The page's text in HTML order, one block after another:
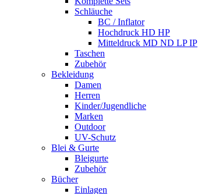
Schläuche
BC / Inflator
Hochdruck HD HP
Mitteldruck MD ND LP IP
Taschen
Zubehör
Bekleidung
Damen
Herren
Kinder/Jugendliche
Marken
Outdoor
UV-Schutz
Blei & Gurte
Bleigurte
Zubehör
Bücher
Einlagen